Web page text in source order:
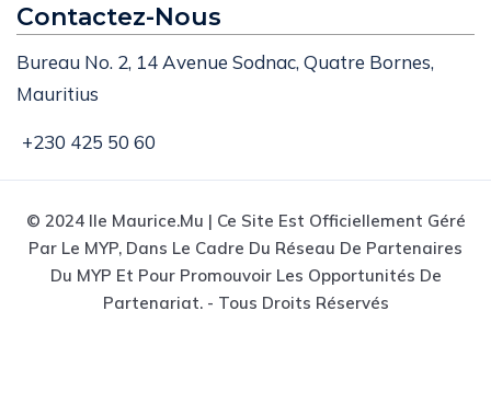
Contactez-Nous
Bureau No. 2, 14 Avenue Sodnac, Quatre Bornes,
Mauritius
+230 425 50 60
© 2024 Ile Maurice.mu | Ce Site Est Officiellement Géré
Par Le MYP, Dans Le Cadre Du Réseau De Partenaires
Du MYP Et Pour Promouvoir Les Opportunités De
Partenariat. - Tous Droits Réservés